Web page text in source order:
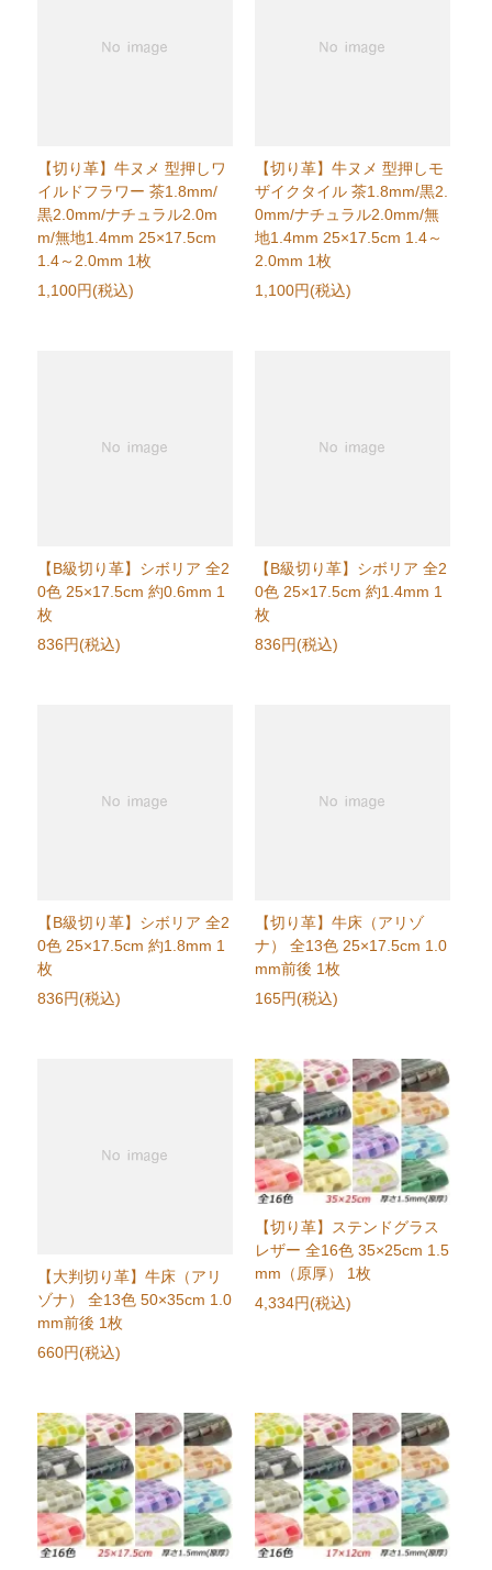
【切り革】牛ヌメ 型押しワ
イルドフラワー 茶1.8mm/
黒2.0mm/ナチュラル2.0m
m/無地1.4mm 25×17.5cm
1.4～2.0mm 1枚
1,100円(税込)
【切り革】牛ヌメ 型押しモ
ザイクタイル 茶1.8mm/黒2.
0mm/ナチュラル2.0mm/無
地1.4mm 25×17.5cm 1.4～
2.0mm 1枚
1,100円(税込)
【B級切り革】シボリア 全2
0色 25×17.5cm 約0.6mm 1
枚
836円(税込)
【B級切り革】シボリア 全2
0色 25×17.5cm 約1.4mm 1
枚
836円(税込)
【B級切り革】シボリア 全2
0色 25×17.5cm 約1.8mm 1
枚
836円(税込)
【切り革】牛床（アリゾ
ナ） 全13色 25×17.5cm 1.0
mm前後 1枚
165円(税込)
【大判切り革】牛床（アリ
ゾナ） 全13色 50×35cm 1.0
mm前後 1枚
660円(税込)
【切り革】ステンドグラス
レザー 全16色 35×25cm 1.5
mm（原厚） 1枚
4,334円(税込)